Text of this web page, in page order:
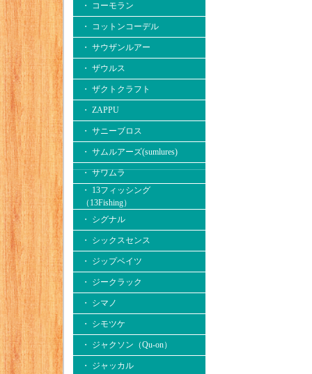
・ コーモラン
・ コットンコーデル
・ サウザンルアー
・ ザウルス
・ ザクトクラフト
・ ZAPPU
・ サニーブロス
・ サムルアーズ(sumlures)
・ サワムラ
・ 13フィッシング
（13Fishing）
・ シグナル
・ シックスセンス
・ ジップベイツ
・ ジークラック
・ シマノ
・ シモツケ
・ ジャクソン（Qu-on）
・ ジャッカル